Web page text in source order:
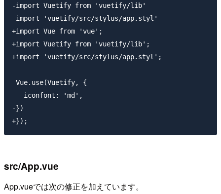
-import Vuetify from 'vuetify/lib'
-import 'vuetify/src/stylus/app.styl'
+import Vue from 'vue';
+import Vuetify from 'vuetify/lib';
+import 'vuetify/src/stylus/app.styl';
Vue.use(Vuetify, {
   iconfont: 'md',
-})
src/App.vue
App.vueでは次の修正を加えています。